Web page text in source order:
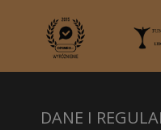
DANE I